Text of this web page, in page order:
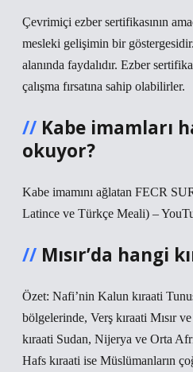
Çevrimiçi ezber sertifikasının
mesleki gelişimin bir
alanında faydalıdır. Ezber
çalışma fırsatına sahip olabilirler.
Kabe imamları
okuyor?
Kabe imamını ağlatan FECR
Latince ve Türkçe Meali) –
Mısır’da hangi
Özet: Nafi’nin Kalun kıraati
bölgelerinde, Verş kıraati Mısır
kıraati Sudan, Nijerya ve Orta
Hafs kıraati ise Müslümanların